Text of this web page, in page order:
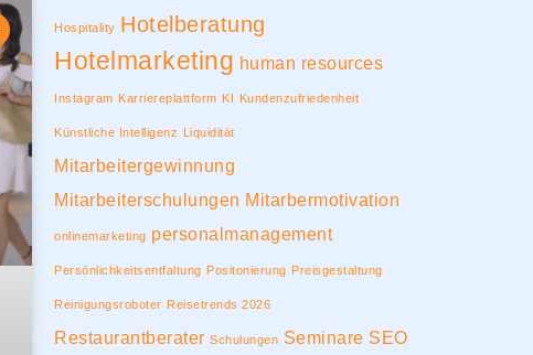
Hospitality Hotelberatung
Hotelmarketing human resources
Instagram Karriereplattform KI Kundenzufriedenheit
Künstliche Intelligenz Liquidität
Mitarbeitergewinnung
Mitarbeiterschulungen Mitarbermotivation
onlinemarketing personalmanagement
Persönlichkeitsentfaltung Positonierung Preisgestaltung
Reinigungsroboter Reisetrends 2026
Restaurantberater Schulungen Seminare SEO